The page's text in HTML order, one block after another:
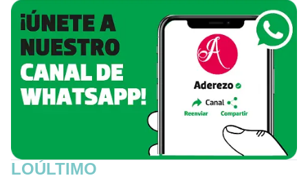
LOÚLTIMO